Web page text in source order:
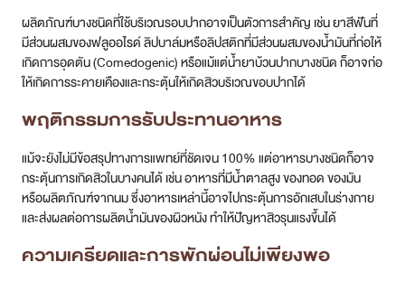
ผลิตภัณฑ์บางชนิดที่ใช้บริเวณรอบปากอาจเป็นตัวการสำคัญ เช่น ยาสีฟันที่
มีส่วนผสมของฟลูออไรด์ ลิปบาล์มหรือลิปสติกที่มีส่วนผสมของน้ำมันที่ก่อให้
เกิดการอุดตัน (Comedogenic) หรือแม้แต่น้ำยาบ้วนปากบางชนิด ก็อาจก่อ
ให้เกิดการระคายเคืองและกระตุ้นให้เกิดสิวบริเวณขอบปากได้
พฤติกรรมการรับประทานอาหาร
แม้จะยังไม่มีข้อสรุปทางการแพทย์ที่ชัดเจน 100% แต่อาหารบางชนิดก็อาจ
กระตุ้นการเกิดสิวในบางคนได้ เช่น อาหารที่มีน้ำตาลสูง ของทอด ของมัน
หรือผลิตภัณฑ์จากนม ซึ่งอาหารเหล่านี้อาจไปกระตุ้นการอักเสบในร่างกาย
และส่งผลต่อการผลิตน้ำมันของผิวหนัง ทำให้ปัญหาสิวรุนแรงขึ้นได้
ความเครียดและการพักผ่อนไม่เพียงพอ